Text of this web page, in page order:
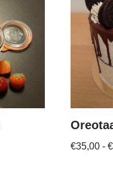
€35,00 - €